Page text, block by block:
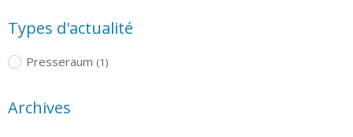
Types d'actualité
Presseraum (1)
Archives